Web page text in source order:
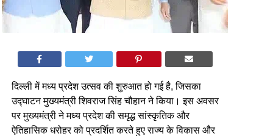
दिल्ली में मध्य प्रदेश उत्सव की शुरुआत हो गई है, जिसका
उद्घाटन मुख्यमंत्री शिवराज सिंह चौहान ने किया। इस अवसर
पर मुख्यमंत्री ने मध्य प्रदेश की समृद्ध सांस्कृतिक और
ऐतिहासिक धरोहर को प्रदर्शित करते हुए राज्य के विकास और